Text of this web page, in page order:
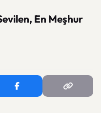
En Meşhur